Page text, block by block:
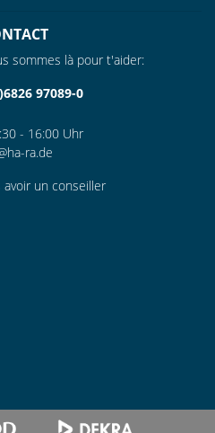
sommes là pour t'aider:
97089-0
- 16:00 Uhr
ra.de
avoir un conseiller